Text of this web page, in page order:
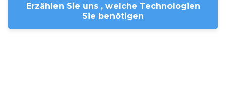
Erzählen Sie uns , welche Technologien
Sie benötigen